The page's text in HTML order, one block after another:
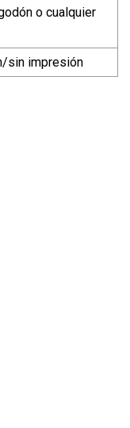
o cualquier
sin impresión